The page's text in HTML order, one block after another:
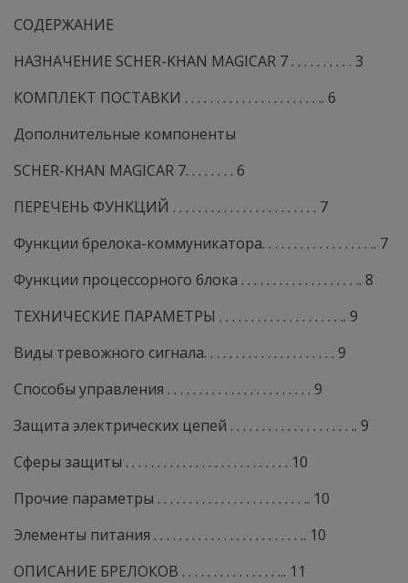
СОДЕРЖАНИЕ
НАЗНАЧЕНИЕ SCHER-KHAN MAGICAR 7 . . . . . . . . . . 3
КОМПЛЕКТ ПОСТАВКИ . . . . . . . . . . . . . . . . . . . . . .. 6
Дополнительные компоненты
SCHER-KHAN MAGICAR 7. . . . . . . . 6
ПЕРЕЧЕНЬ ФУНКЦИЙ . . . . . . . . . . . . . . . . . . . . . . . 7
Функции брелока-коммуникатора. . . . . . . . . . . . . . . . . .. 7
Функции процессорного блока . . . . . . . . . . . . . . . . . . .. 8
ТЕХНИЧЕСКИЕ ПАРАМЕТРЫ . . . . . . . . . . . . . . . . . . . .. 9
Виды тревожного сигнала. . . . . . . . . . . . . . . . . . . . . 9
Способы управления . . . . . . . . . . . . . . . . . . . . . . . 9
Защита электрических цепей . . . . . . . . . . . . . . . . . . . .. 9
Сферы защиты . . . . . . . . . . . . . . . . . . . . . . . . . . 10
Прочие параметры . . . . . . . . . . . . . . . . . . . . . . . .. 10
Элементы питания . . . . . . . . . . . . . . . . . . . . . . . .. 10
ОПИСАНИЕ БРЕЛОКОВ . . . . . . . . . . . . . . . ... 11